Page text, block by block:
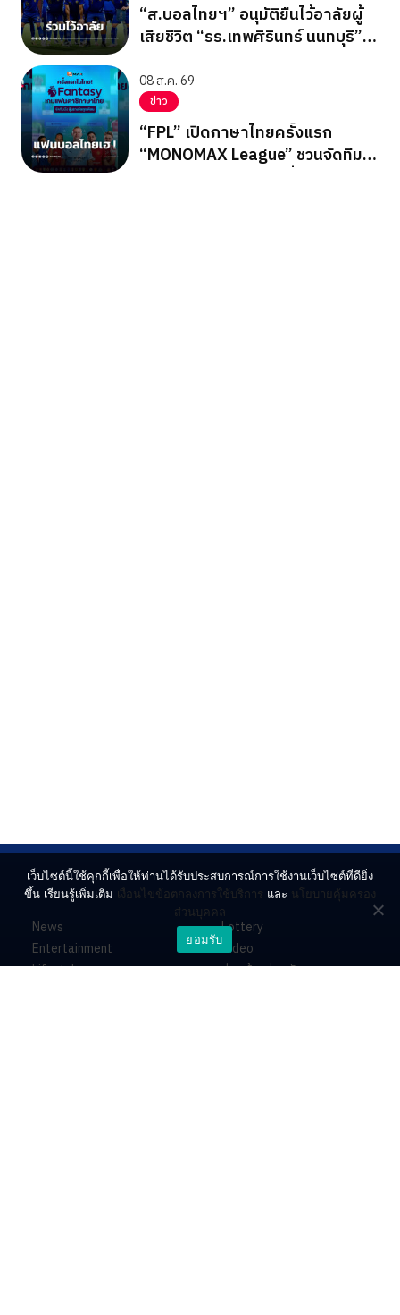
“ส.บอลไทยฯ” อนุมัติยืนไว้อาลัยผู้
เสียชีวิต “รร.เทพศิรินทร์ นนทบุรี”
08 ส.ค. 69
ข่าว
“FPL” เปิดภาษาไทยครั้งแรก
“MONOMAX League” ชวนจัดทีม
News
Entertainment
Lifestyle
Lottery
Video
ร่วมด้วยช่วยกัน
เว็บไซต์นี้ใช้คุกกี้เพื่อให้ท่านได้รับประสบการณ์การใช้งานเว็บไซต์ที่ดียิ่ง
ขึ้น เรียนรู้เพิ่มเติม เงื่อนไขข้อตกลงการใช้บริการ และ นโยบายคุ้มครอง
ส่วนบุคคล
ยอมรับ